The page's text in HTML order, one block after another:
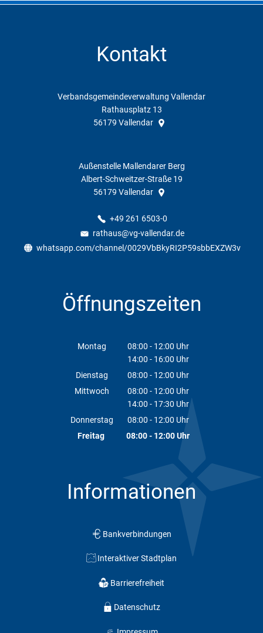
Kontakt
Verbandsgemeindeverwaltung Vallendar
Rathausplatz 13
56179 Vallendar
Außenstelle Mallendarer Berg
Albert-Schweitzer-Straße 19
56179 Vallendar
+49 261 6503-0
rathaus@vg-vallendar.de
whatsapp.com/channel/0029VbBkyRI2P59sbbEXZW3v
Öffnungszeiten
Montag 08:00 - 12:00 Uhr
Von 08:00 bis 12:00 Uhr
14:00 - 16:00 Uhr
Von 14:00 bis 16:00 Uhr
Dienstag 08:00 - 12:00 Uhr
Von 08:00 bis 12:00 Uhr
Mittwoch 08:00 - 12:00 Uhr
Von 08:00 bis 12:00 Uhr
14:00 - 17:30 Uhr
Von 14:00 bis 17:30 Uhr
Donnerstag 08:00 - 12:00 Uhr
Von 08:00 bis 12:00 Uhr
Freitag 08:00- 12:00Uhr
Von 08:00 bis 12:00 Uhr
Informationen
Bankverbindungen
Interaktiver Stadtplan
Barrierefreiheit
Datenschutz